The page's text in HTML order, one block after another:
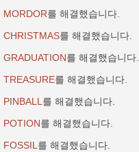
MORDOR를 해결했습니다.
CHRISTMAS를 해결했습니다.
GRADUATION를 해결했습니다.
TREASURE를 해결했습니다.
PINBALL를 해결했습니다.
POTION를 해결했습니다.
FOSSIL를 해결했습니다.